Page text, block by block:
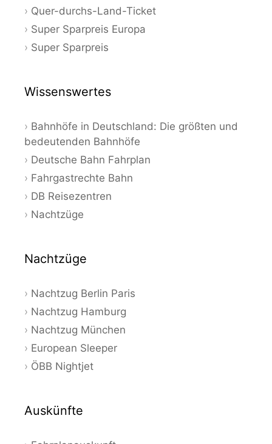
Quer-durchs-Land-Ticket
Super Sparpreis Europa
Super Sparpreis
Wissenswertes
Bahnhöfe in Deutschland: Die größten und
bedeutenden Bahnhöfe
Deutsche Bahn Fahrplan
Fahrgastrechte Bahn
DB Reisezentren
Nachtzüge
Nachtzüge
Nachtzug Berlin Paris
Nachtzug Hamburg
Nachtzug München
European Sleeper
ÖBB Nightjet
Auskünfte